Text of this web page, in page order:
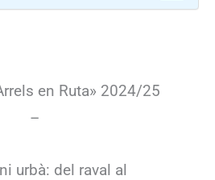
en Ruta» 2024/25
–
urbà: del raval al